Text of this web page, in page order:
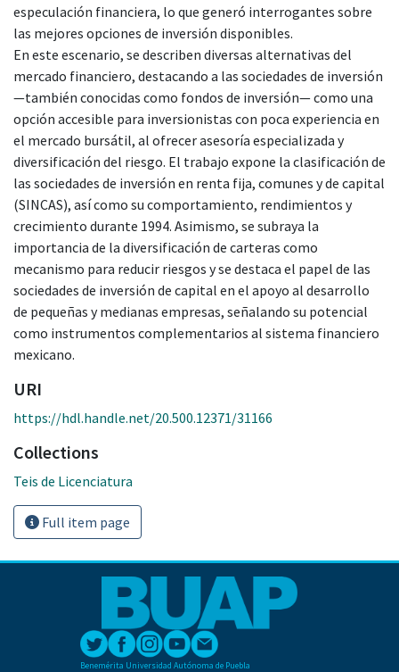
especulación financiera, lo que generó interrogantes sobre
las mejores opciones de inversión disponibles.
En este escenario, se describen diversas alternativas del
mercado financiero, destacando a las sociedades de inversión
—también conocidas como fondos de inversión— como una
opción accesible para inversionistas con poca experiencia en
el mercado bursátil, al ofrecer asesoría especializada y
diversificación del riesgo. El trabajo expone la clasificación de
las sociedades de inversión en renta fija, comunes y de capital
(SINCAS), así como su comportamiento, rendimientos y
crecimiento durante 1994. Asimismo, se subraya la
importancia de la diversificación de carteras como
mecanismo para reducir riesgos y se destaca el papel de las
sociedades de inversión de capital en el apoyo al desarrollo
de pequeñas y medianas empresas, señalando su potencial
como instrumentos complementarios al sistema financiero
mexicano.
URI
https://hdl.handle.net/20.500.12371/31166
Collections
Teis de Licenciatura
Full item page
Benemérita Universidad Autónoma de Puebla